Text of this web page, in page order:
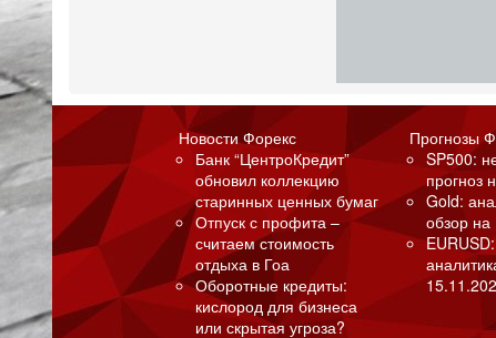
Новости Форекс
Банк “ЦентроКредит”
обновил коллекцию
старинных ценных бумаг
Отпуск с профита –
считаем стоимость
отдыха в Гоа
Оборотные кредиты:
кислород для бизнеса
или скрытая угроза?
Прогнозы
SP500:
прогноз
Gold:
обзор